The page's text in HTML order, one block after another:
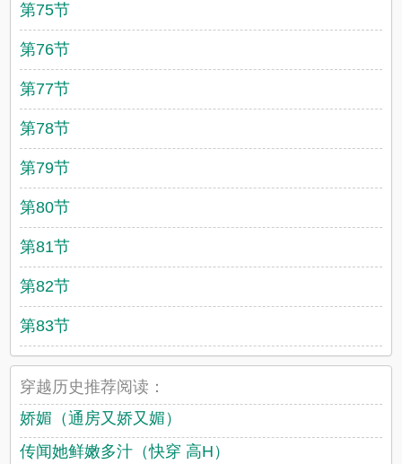
第75节
第76节
第77节
第78节
第79节
第80节
第81节
第82节
第83节
穿越历史推荐阅读：
娇媚（通房又娇又媚）
传闻她鲜嫩多汁（快穿 高H）